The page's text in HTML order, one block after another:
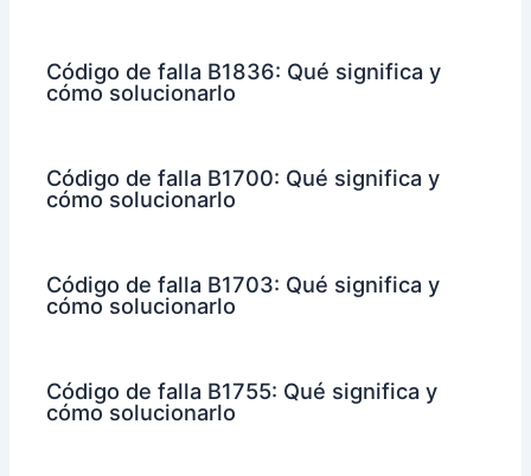
Código de falla B1836: Qué significa y
cómo solucionarlo
Código de falla B1700: Qué significa y
cómo solucionarlo
Código de falla B1703: Qué significa y
cómo solucionarlo
Código de falla B1755: Qué significa y
cómo solucionarlo